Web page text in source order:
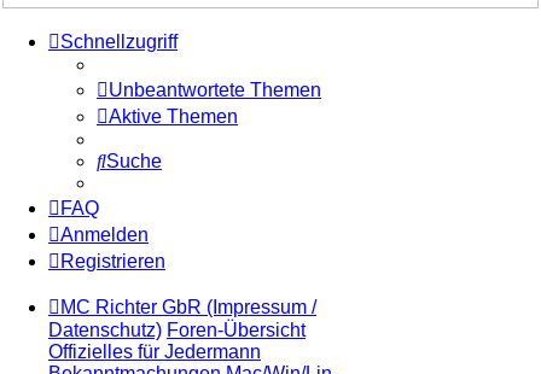
Schnellzugriff
Unbeantwortete Themen
Aktive Themen
Suche
FAQ
Anmelden
Registrieren
MC Richter GbR (Impressum /
Datenschutz) Foren-Übersicht
Offizielles für Jedermann